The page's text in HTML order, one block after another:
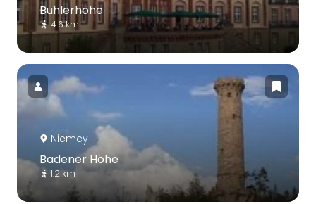
Bühlerhöhe
4.6 km
Niemcy
Badener Höhe
1.2 km